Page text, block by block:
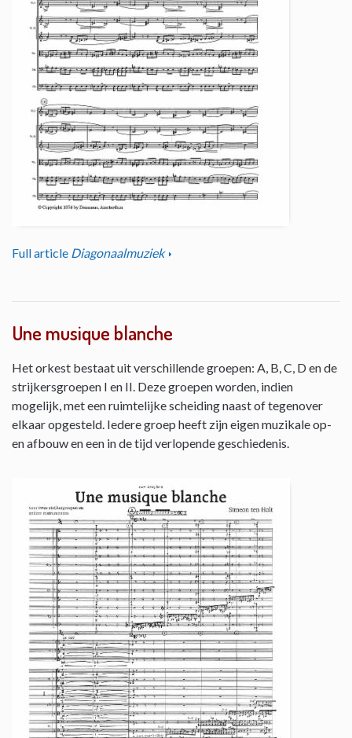
Full article Diagonaalmuziek
Une musique blanche
Het orkest bestaat uit verschillende groepen: A, B, C, D en de
strijkersgroepen I en II. Deze groepen worden, indien
mogelijk, met een ruimtelijke scheiding naast of tegenover
elkaar opgesteld. Iedere groep heeft zijn eigen muzikale op-
en afbouw en een in de tijd verlopende geschiedenis.